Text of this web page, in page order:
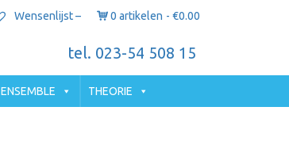
Wensenlijst – 0 artikelen €0.00
tel. 023-54 508 15
ENSEMBLE THEORIE